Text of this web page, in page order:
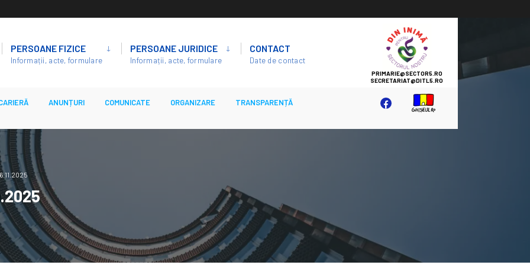
PERSOANE FIZICE
Informații, acte, formulare
PERSOANE JURIDICE
Informații, acte, formulare
CONTACT
Date de contact
SECTOR
5
ANUNȚURI COMUNICATE ORGANIZARE TRANSPARENȚĂ